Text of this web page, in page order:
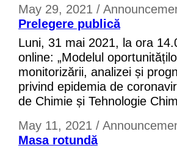
May 29, 2021 /
Prelegere publică
Luni, 31 mai 2021, la ora
online: „Modelul
monitorizării, analizei și
privind epidemia de
de Chimie și Tehnologie
May 11, 2021 /
Masa rotundă